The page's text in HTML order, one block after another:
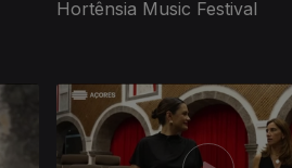
Hortênsia Music Festival